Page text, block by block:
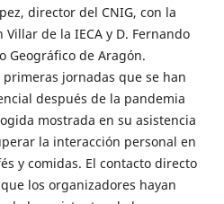
director del CNIG, con la
de la IECA y D. Fernando
Geográfico de Aragón.
primeras jornadas que se han
después de la pandemia
mostrada en su asistencia
la interacción personal en
y comidas. El contacto directo
los organizadores hayan